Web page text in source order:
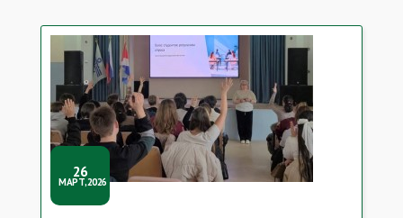
26
МАРТ,2026